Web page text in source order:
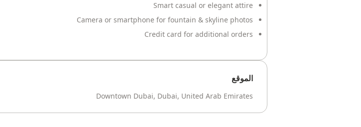
Smart casual or elegant attire
Camera or smartphone for fountain & skyline photos
Credit card for additional orders
الموقع
Downtown Dubai, Dubai, United Arab Emirates